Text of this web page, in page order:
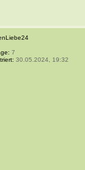
7
30.05.2024, 19:32